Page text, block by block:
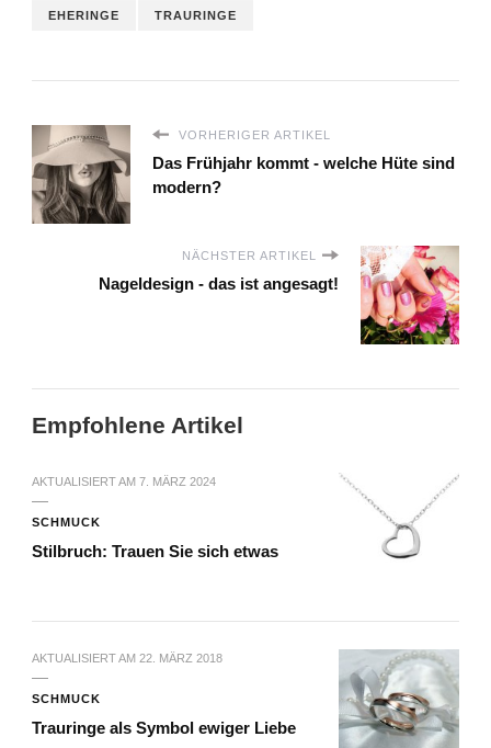
EHERINGE TRAURINGE
VORHERIGER ARTIKEL
Das Frühjahr kommt - welche Hüte sind
modern?
NÄCHSTER ARTIKEL
Nageldesign - das ist angesagt!
Empfohlene Artikel
AKTUALISIERT AM 7. MÄRZ 2024
SCHMUCK
Stilbruch: Trauen Sie sich etwas
AKTUALISIERT AM 22. MÄRZ 2018
SCHMUCK
Trauringe als Symbol ewiger Liebe